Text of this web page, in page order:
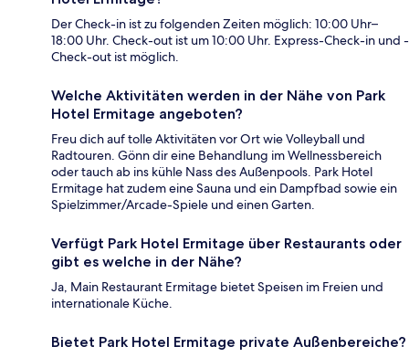
Der Check-in ist zu folgenden Zeiten möglich: 10:00 Uhr–
18:00 Uhr. Check-out ist um 10:00 Uhr. Express-Check-in und -
Check-out ist möglich.
Welche Aktivitäten werden in der Nähe von Park
Hotel Ermitage angeboten?
Freu dich auf tolle Aktivitäten vor Ort wie Volleyball und
Radtouren. Gönn dir eine Behandlung im Wellnessbereich
oder tauch ab ins kühle Nass des Außenpools. Park Hotel
Ermitage hat zudem eine Sauna und ein Dampfbad sowie ein
Spielzimmer/Arcade-Spiele und einen Garten.
Verfügt Park Hotel Ermitage über Restaurants oder
gibt es welche in der Nähe?
Ja, Main Restaurant Ermitage bietet Speisen im Freien und
internationale Küche.
Bietet Park Hotel Ermitage private Außenbereiche?